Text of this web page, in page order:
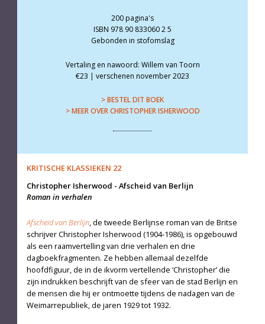
200 pagina's
ISBN 978 90 833060 2 5
Gebonden in stofomslag
Vertaling en nawoord: Willem van Toorn
€23 | verschenen november 2023
> BESTEL DIT BOEK
> MEER OVER CHRISTOPHER ISHERWOOD
KRITISCHE KLASSIEKEN 22
Christopher Isherwood - Afscheid van Berlijn
Roman in verhalen
Afscheid van Berlijn, de tweede Berlijnse roman van de Britse
schrijver Chris­topher Isherwood (1904-1986), is opgebouwd
als een raamvertelling van drie verhalen en drie
dagboekfragmenten. Ze hebben allemaal dezelfde
hoofdfiguur, de in de ikvorm vertellende ‘Christopher’ die
zijn indrukken beschrijft van de sfeer van de stad Berlijn en
de mensen die hij er ontmoette tijdens de nadagen van de
Weimarrepubliek, de jaren 1929 tot 1932.